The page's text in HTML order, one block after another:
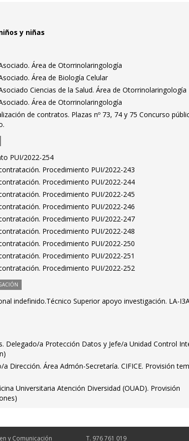
y niñas
Área de Otorrinolaringología
Área de Biología Celular
Ciencias de la Salud. Área de Otorrinolaringología
Área de Otorrinolaringología
de contratos. Plazas nº 73, 74 y 75 Concurso
PUI/2022-254
Procedimiento PUI/2022-243
Procedimiento PUI/2022-244
Procedimiento PUI/2022-245
Procedimiento PUI/2022-246
Procedimiento PUI/2022-247
Procedimiento PUI/2022-248
Procedimiento PUI/2022-250
Procedimiento PUI/2022-251
Procedimiento PUI/2022-252
indefinido.Técnico Superior apoyo investigación. LA-
Delegado/a Protección Datos y Jefe/a Unidad Control
Dirección. Área Admón-Secretaría. CIFICE. Provisión
Universitaria Atención Diversidad (OUAD). Provisión
y Comunicación T. 976 761 019